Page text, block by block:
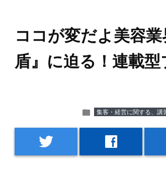
ココが変だよ美容
盾』に迫る！連載
folder 集客・経営に関する、講
twitter facebook